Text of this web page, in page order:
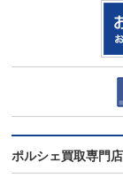
ポルシェ買取専門店